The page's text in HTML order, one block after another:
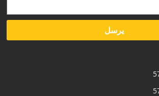
يرسل